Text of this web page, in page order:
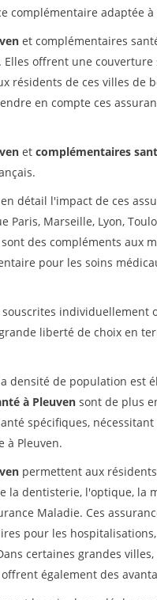
complémentaire adaptée à
et complémentaires
offrent une
résidents de ces villes de
en compte ces
et complémentaires
détail l'impact de ces
Paris, Marseille, Lyon,
sont des compléments aux
pour les soins
individuellement
liberté de choix en
densité de population est
à Pleuven sont de plus
spécifiques,
à Pleuven.
permettent aux
la dentisterie, l'optique, la
Maladie. Ces
pour les
certaines grandes
offrent également des